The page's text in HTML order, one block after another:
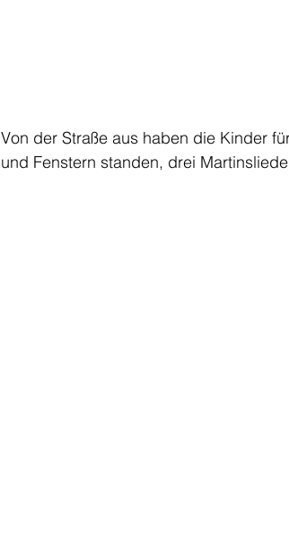
Von der Straße aus haben die Kinder
und Fenstern standen, drei